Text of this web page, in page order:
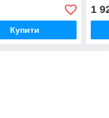
Купити
1